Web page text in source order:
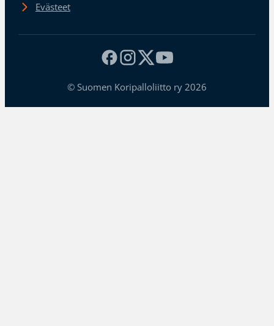
Evästeet
© Suomen Koripalloliitto ry 2026